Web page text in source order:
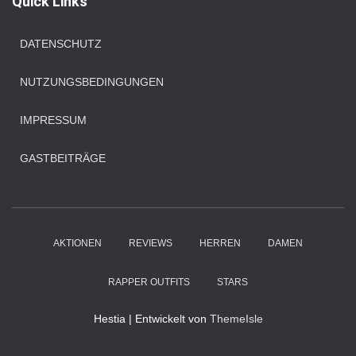
n
DATENSCHUTZ
NUTZUNGSBEDINGUNGEN
IMPRESSUM
GASTBEITRÄGE
AKTIONEN REVIEWS HERREN DAMEN
RAPPER OUTFITS STARS
Hestia | Entwickelt von ThemeIsle